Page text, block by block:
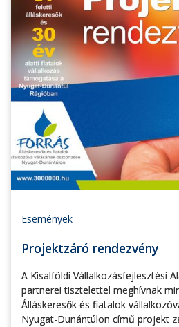
Események
Projektzáró rendezvény
A Kisalföldi Vállalkozásfejlesztési
partnerei tisztelettel meghívnak
Álláskeresők és fiatalok
Nyugat-Dunántúlon című projekt